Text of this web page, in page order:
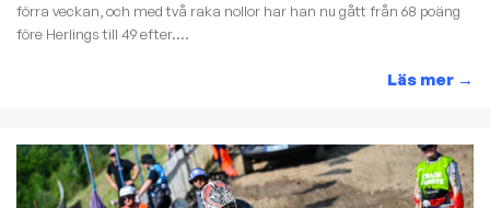
förra veckan, och med två raka nollor har han nu gått från 68 poäng
före Herlings till 49 efter....
Läs mer →